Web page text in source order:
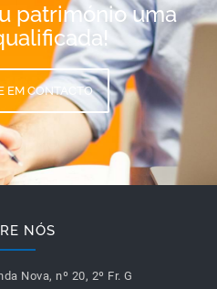
património uma
EM CONTACTO
NÓS
Nova, nº 20, 2º Fr. G